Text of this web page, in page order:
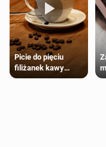
Picie do pięciu
filiżanek kawy
dziennie jest